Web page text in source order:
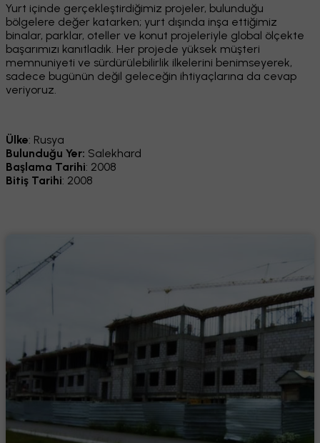
Yurt içinde gerçekleştirdiğimiz projeler, bulunduğu
bölgelere değer katarken; yurt dışında inşa ettiğimiz
binalar, parklar, oteller ve konut projeleriyle global ölçekte
başarımızı kanıtladık. Her projede yüksek müşteri
memnuniyeti ve sürdürülebilirlik ilkelerini benimseyerek,
sadece bugünün değil geleceğin ihtiyaçlarına da cevap
veriyoruz.
Ülke: Rusya
Bulunduğu Yer: Salekhard
Başlama Tarihi: 2008
Bitiş Tarihi: 2008